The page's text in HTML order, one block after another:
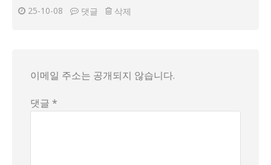
25-10-08 댓글 삭제
이메일 주소는 공개되지 않습니다.
댓글 *